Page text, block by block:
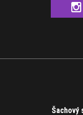
Šachový